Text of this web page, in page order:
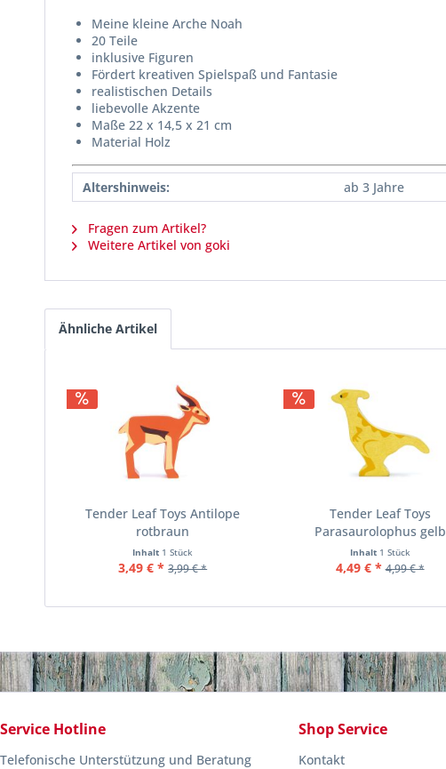
Meine kleine Arche Noah
20 Teile
inklusive Figuren
Fördert kreativen Spielspaß und Fantasie
realistischen Details
liebevolle Akzente
Maße 22 x 14,5 x 21 cm
Material Holz
Altershinweis: ab 3 Jahre
Fragen zum Artikel?
Weitere Artikel von goki
Ähnliche Artikel
Tender Leaf Toys Antilope
rotbraun
Inhalt 1 Stück
3,49 € * 3,99 € *
Tender Leaf Toys
Parasaurolophus gelb
Inhalt 1 Stück
4,49 € * 4,99 € *
Service Hotline
Telefonische Unterstützung und Beratung
Shop Service
Kontakt